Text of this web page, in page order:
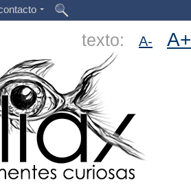
texto: A- A+